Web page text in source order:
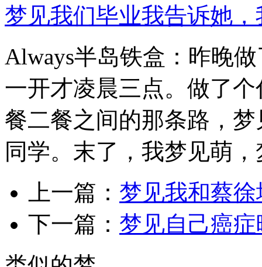
梦见我们毕业我告诉她
Always半岛铁盒：昨晚
一开才凌晨三点。做了
餐二餐之间的那条路，
同学。末了，我梦见萌，
上一篇： 梦见我和蔡
下一篇： 梦见自己癌